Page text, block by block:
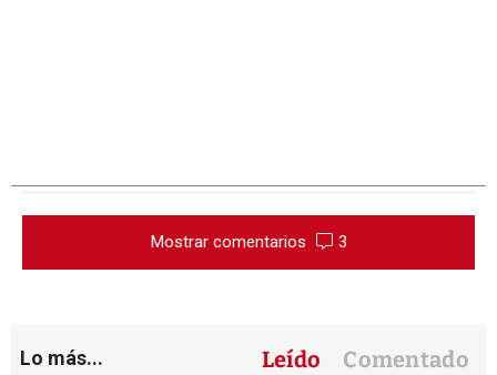
Mostrar comentarios 3
Lo más... Leído Comentado